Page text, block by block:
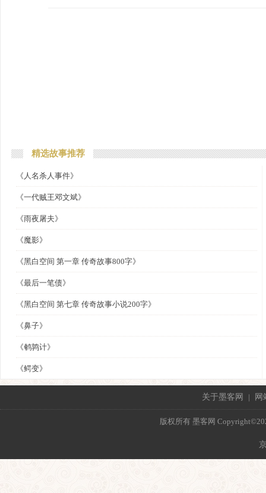
精选故事推荐
《人名杀人事件》
《一代贼王邓文斌》
《雨夜屠夫》
《魔影》
《黑白空间 第一章 传奇故事800字》
《最后一笔债》
《黑白空间 第七章 传奇故事小说200字》
《鼻子》
《鹌鹑计》
《鳄变》
关于墨客网 | 网
版权所有 墨客网